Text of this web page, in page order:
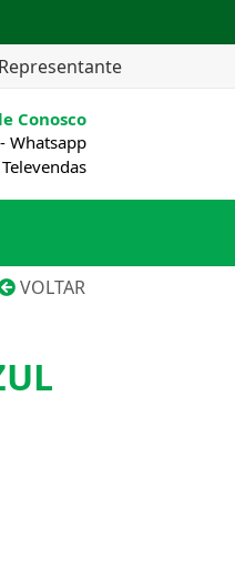
Conosco
Whatsapp
VOLTAR